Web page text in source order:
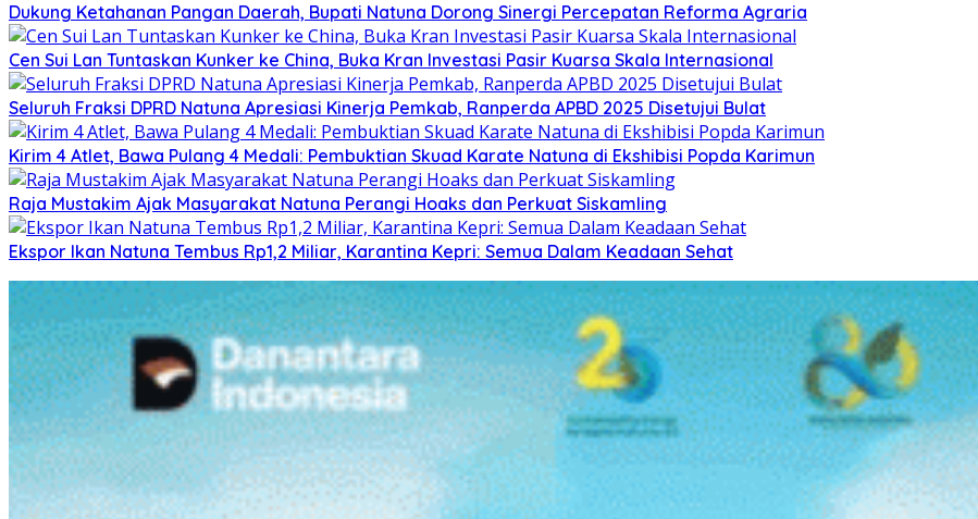
Dukung Ketahanan Pangan Daerah, Bupati Natuna Dorong Sinergi Percepatan Reforma Agraria
Cen Sui Lan Tuntaskan Kunker ke China, Buka Kran Investasi Pasir Kuarsa Skala Internasional
Seluruh Fraksi DPRD Natuna Apresiasi Kinerja Pemkab, Ranperda APBD 2025 Disetujui Bulat
Kirim 4 Atlet, Bawa Pulang 4 Medali: Pembuktian Skuad Karate Natuna di Ekshibisi Popda Karimun
Raja Mustakim Ajak Masyarakat Natuna Perangi Hoaks dan Perkuat Siskamling
Ekspor Ikan Natuna Tembus Rp1,2 Miliar, Karantina Kepri: Semua Dalam Keadaan Sehat